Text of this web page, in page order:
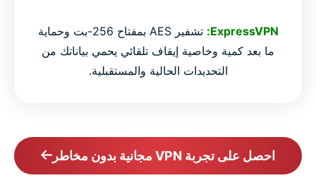
ExpressVPN:
تشفير AES بمفتاح 256-بت وحماية
ما بعد كمية وخاصية إيقاف تلقائي يحمي بياناتك من
التحديدات الحالية والمستقبلية.
احصل على تجربة VPN مجانية بدون مخاطر